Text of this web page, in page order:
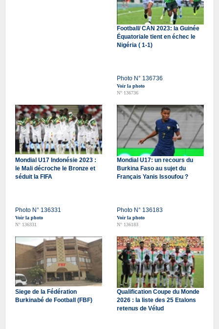
Football/ CAN 2023: la Guinée
Équatoriale tient en échec le
Nigéria ( 1-1)
Photo N° 136736
Voir la photo
N° 136736
Mondial U17 Indonésie 2023 :
le Mali décroche le Bronze et
séduit la FIFA
Photo N° 136331
Voir la photo
N° 136331
Mondial U17: un recours du
Burkina Faso au sujet du
Français Yanis Issoufou ?
Photo N° 136183
Voir la photo
N° 136183
Siege de la Fédération
Burkinabé de Football (FBF)
Qualification Coupe du Monde
2026 : la liste des 25 Etalons
retenus de Vélud